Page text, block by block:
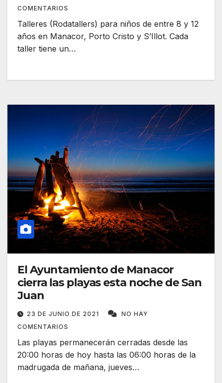
COMENTARIOS
Talleres (Rodatallers) para niños de entre 8 y 12
años en Manacor, Porto Cristo y S’Illot. Cada
taller tiene un…
El Ayuntamiento de Manacor
cierra las playas esta noche de San
Juan
23 DE JUNIO DE 2021
NO HAY
COMENTARIOS
Las playas permanecerán cerradas desde las
20:00 horas de hoy hasta las 06:00 horas de la
madrugada de mañana, jueves…